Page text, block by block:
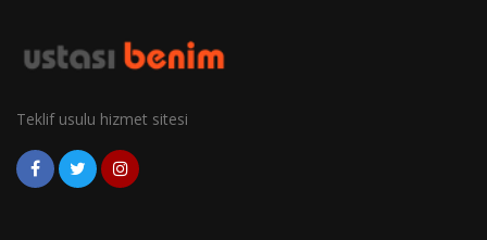
Teklif usulu hizmet sitesi